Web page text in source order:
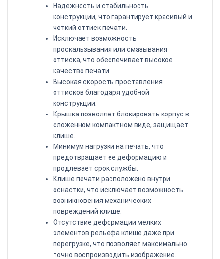
Надежность и стабильность
конструкции, что гарантирует красивый и
четкий оттиск печати.
Исключает возможность
проскальзывания или смазывания
оттиска, что обеспечивает высокое
качество печати.
Высокая скорость проставления
оттисков благодаря удобной
конструкции.
Крышка позволяет блокировать корпус в
сложенном компактном виде, защищает
клише.
Минимум нагрузки на печать, что
предотвращает ее деформацию и
продлевает срок службы.
Клише печати расположено внутри
оснастки, что исключает возможность
возникновения механических
повреждений клише.
Отсутствие деформации мелких
элементов рельефа клише даже при
перегрузке, что позволяет максимально
точно воспроизводить изображение.